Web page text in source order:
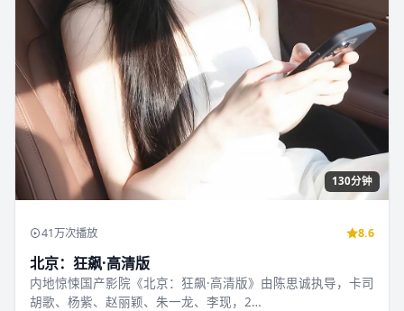
130分钟
41万次播放 8.6
北京：狂飙·高清版
内地惊悚国产影院《北京：狂飙·高清版》由陈思诚执导，卡司
胡歌、杨紫、赵丽颖、朱一龙、李现，2…